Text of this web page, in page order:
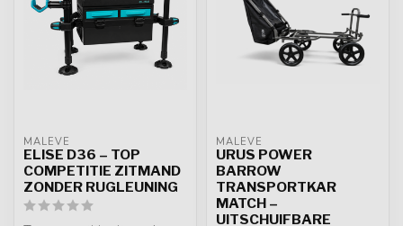
MALEVÉ
ELISE D36 – TOP
COMPETITIE ZITMAND
ZONDER RUGLEUNING
MALEVÉ
URUS POWER
BARROW
TRANSPORTKAR
MATCH –
UITSCHUIFBARE